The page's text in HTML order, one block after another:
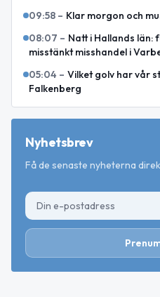
09:58 – Klar morgon och
08:07 – Natt i Hallands län:
misstänkt misshandel i
05:04 – Vilket golv har vår
Falkenberg
Nyhetsbrev
Få de senaste nyheterna